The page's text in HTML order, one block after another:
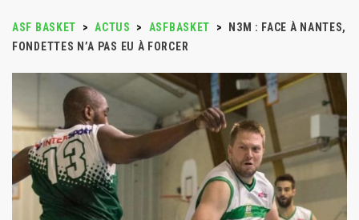
ASF BASKET > ACTUS > ASFBASKET >
N3M : FACE À NANTES,
FONDETTES N’A PAS EU À FORCER